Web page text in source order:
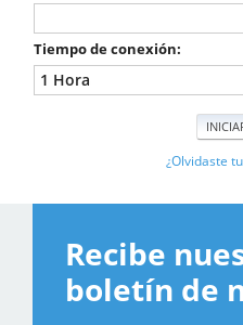
Tiempo de conexión:
¿Olvidaste
Recibe
boletín de